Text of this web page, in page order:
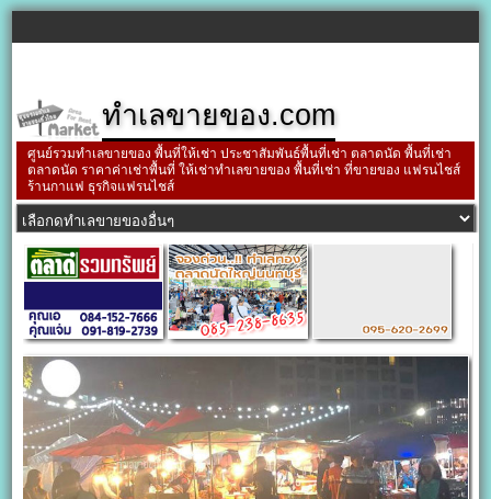
ทำเลขายของ.com
ศูนย์รวมทำเลขายของ พื้นที่ให้เช่า ประชาสัมพันธ์พื้นที่เช่า ตลาดนัด พื้นที่เช่า
ตลาดนัด ราคาค่าเช่าพื้นที่ ให้เช่าทำเลขายของ พื้นที่เช่า ที่ขายของ แฟรนไชส์
ร้านกาแฟ ธุรกิจแฟรนไชส์